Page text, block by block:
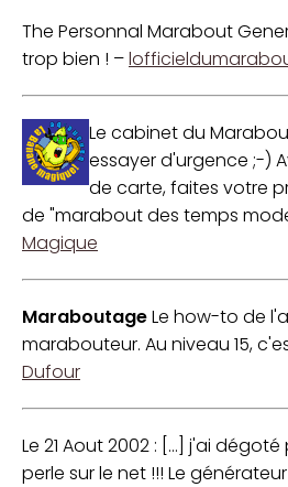
The Personnal Marabout
trop bien ! –
Le cabinet du Marabou
essayer d'urgence ;-)
de carte, faites votre
de "marabout des temps
Magique
MaraboutageLe how-to de
marabouteur. Au niveau 15,
Dufour
Le 21 Aout 2002 : [...] j'ai
perle sur le net !!! Le